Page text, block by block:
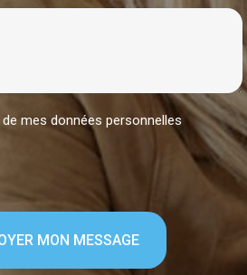
mes données personnelles
MON MESSAGE